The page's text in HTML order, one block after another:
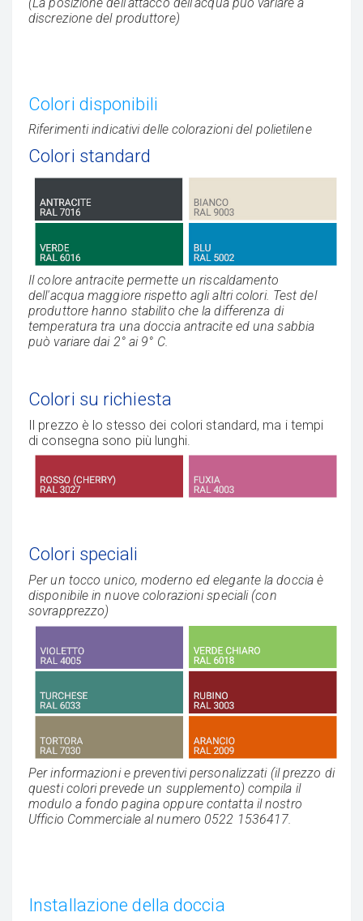
discrezione del produttore)
Colori disponibili
Riferimenti indicativi delle colorazioni del polietilene
Colori standard
Il colore antracite permette un riscaldamento
dell'acqua maggiore rispetto agli altri colori. Test del
produttore hanno stabilito che la differenza di
temperatura tra una doccia antracite ed una sabbia
può variare dai 2° ai 9° C.
Colori su richiesta
Il prezzo è lo stesso dei colori standard, ma i tempi
di consegna sono più lunghi.
Colori speciali
Per un tocco unico, moderno ed elegante la doccia è
disponibile in nuove colorazioni speciali (con
sovrapprezzo)
Per informazioni e preventivi personalizzati (il prezzo di
questi colori prevede un supplemento) compila il
modulo a fondo pagina oppure contatta il nostro
Ufficio Commerciale al numero 0522 1536417.
Installazione della doccia